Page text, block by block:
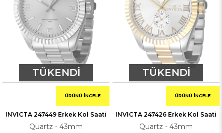
TÜKENDI
INVICTA 247449 Erkek Kol Saati
Quartz - 43mm
ÜRÜNÜ İNCELE
TÜKENDI
INVICTA 247426 Erkek Kol Saati
Quartz - 43mm
ÜRÜNÜ İNCELE